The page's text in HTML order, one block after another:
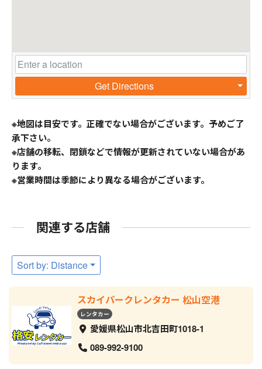
Get Directions
※地図は目安です。正確でない場合がございます。予めご了
承下さい。
※店舗の移転、閉鎖などで情報が更新されていない場合があ
ります。
※営業時間は季節により異なる場合がございます。
関連する店舗
Sort by: Distance
スカイパークレンタカー 松山空港
レンタカー
愛媛県松山市北吉田町1018-1
089-992-9100